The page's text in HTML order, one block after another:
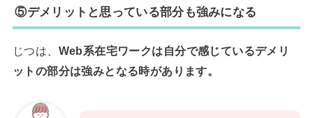
⑤デメリットと思っている部分も強みになる
じつは、 Web系在宅ワークは自分で感じているデメリ
ットの部分は強みとなる時があります。